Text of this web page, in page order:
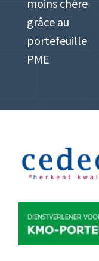
moins chère
grâce au
portefeuille
PME